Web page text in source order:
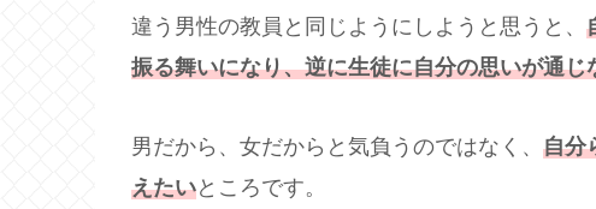
違う男性の教員と同じようにしようと思うと、
振る舞いになり、逆に生徒に自分の思いが通じ
男だから、女だからと気負うのではなく、 自分
えたいところです。